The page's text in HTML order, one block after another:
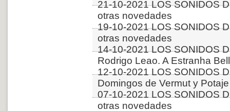
21-10-2021 LOS SONIDOS
otras novedades
19-10-2021 LOS SONIDOS
otras novedades
14-10-2021 LOS SONIDOS
Rodrigo Leao. A Estranha
12-10-2021 LOS SONIDOS
Domingos de Vermut y Potaje
07-10-2021 LOS SONIDOS
otras novedades